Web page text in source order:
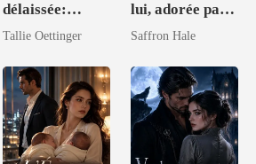
délaissée:
Épouser le
intouchable
Tallie Oettinger
lui, adorée par
le magnat
Saffron Hale